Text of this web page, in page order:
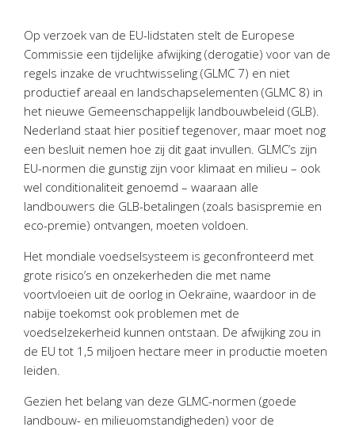
Tijdelijk financieel personeel
Personeel & Organisatie
Bedrijfseconomisch advies
Belastingadvies Purmerend
Online boekhouden
Nieuws&informatie
Nieuwsbrief
Nieuwsoverzicht
Handige links
Downloads
Contact
AvantiOnline
Twinfield – Boekhouden
Op verzoek van de EU-lidstaten stelt de Europese
Commissie een tijdelijke afwijking (derogatie) voor van de
regels inzake de vruchtwisseling (GLMC 7) en niet
productief areaal en landschapselementen (GLMC 8) in
het nieuwe Gemeenschappelijk landbouwbeleid (GLB).
Nederland staat hier positief tegenover, maar moet nog
een besluit nemen hoe zij dit gaat invullen. GLMC’s zijn
EU-normen die gunstig zijn voor klimaat en milieu – ook
wel conditionaliteit genoemd – waaraan alle
landbouwers die GLB-betalingen (zoals basispremie en
eco-premie) ontvangen, moeten voldoen.
Het mondiale voedselsysteem is geconfronteerd met
grote risico’s en onzekerheden die met name
voortvloeien uit de oorlog in Oekraïne, waardoor in de
nabije toekomst ook problemen met de
voedselzekerheid kunnen ontstaan. De afwijking zou in
de EU tot 1,5 miljoen hectare meer in productie moeten
leiden.
Gezien het belang van deze GLMC-normen (goede
landbouw- en milieuomstandigheden) voor de